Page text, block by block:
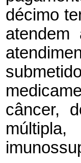
décimo
câncer,